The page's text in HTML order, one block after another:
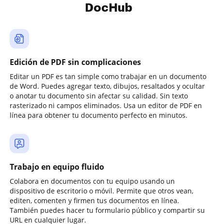
DocHub
Edición de PDF sin complicaciones
Editar un PDF es tan simple como trabajar en un documento
de Word. Puedes agregar texto, dibujos, resaltados y ocultar
o anotar tu documento sin afectar su calidad. Sin texto
rasterizado ni campos eliminados. Usa un editor de PDF en
línea para obtener tu documento perfecto en minutos.
Trabajo en equipo fluido
Colabora en documentos con tu equipo usando un
dispositivo de escritorio o móvil. Permite que otros vean,
editen, comenten y firmen tus documentos en línea.
También puedes hacer tu formulario público y compartir su
URL en cualquier lugar.